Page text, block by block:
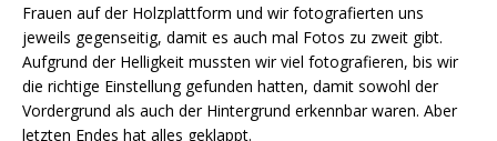
Frauen auf der Holzplattform und wir fotografierten uns
jeweils gegenseitig, damit es auch mal Fotos zu zweit gibt.
Aufgrund der Helligkeit mussten wir viel fotografieren, bis wir
die richtige Einstellung gefunden hatten, damit sowohl der
Vordergrund als auch der Hintergrund erkennbar waren. Aber
letzten Endes hat alles geklappt.